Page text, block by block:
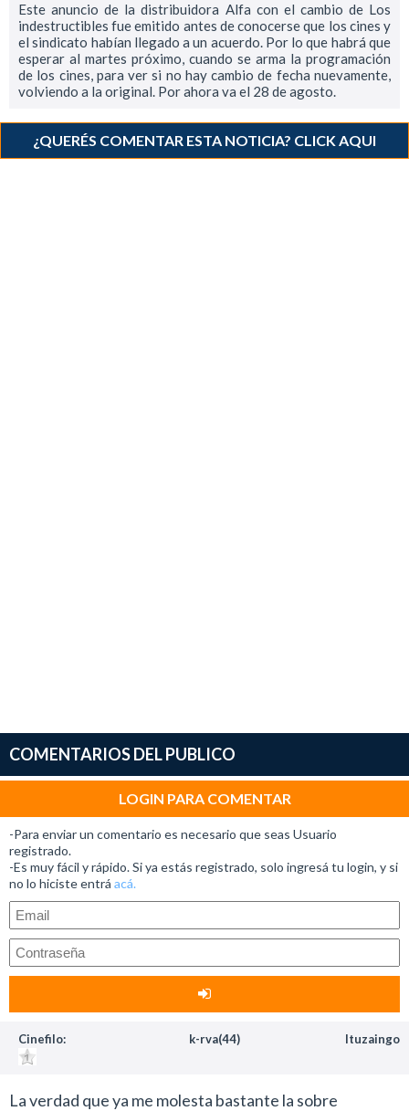
Este anuncio de la distribuidora Alfa con el cambio de Los
indestructibles fue emitido antes de conocerse que los cines y
el sindicato habían llegado a un acuerdo. Por lo que habrá que
esperar al martes próximo, cuando se arma la programación
de los cines, para ver si no hay cambio de fecha nuevamente,
volviendo a la original. Por ahora va el 28 de agosto.
¿QUERÉS COMENTAR ESTA NOTICIA? CLICK AQUI
COMENTARIOS DEL PUBLICO
LOGIN PARA COMENTAR
-Para enviar un comentario es necesario que seas Usuario
registrado.
-Es muy fácil y rápido. Si ya estás registrado, solo ingresá tu login, y si
no lo hiciste entrá acá.
Cinefilo: k-rva(44) Ituzaingo
La verdad que ya me molesta bastante la sobre